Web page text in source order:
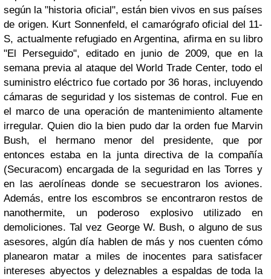
según la "historia oficial", están bien vivos en sus países
de origen. Kurt Sonnenfeld, el camarógrafo oficial del 11-
S, actualmente refugiado en Argentina, afirma en su libro
"El Perseguido", editado en junio de 2009, que en la
semana previa al ataque del World Trade Center, todo el
suministro eléctrico fue cortado por 36 horas, incluyendo
cámaras de seguridad y los sistemas de control. Fue en
el marco de una operación de mantenimiento altamente
irregular. Quien dio la bien pudo dar la orden fue Marvin
Bush, el hermano menor del presidente, que por
entonces estaba en la junta directiva de la compañía
(Securacom) encargada de la seguridad en las Torres y
en las aerolíneas donde se secuestraron los aviones.
Además, entre los escombros se encontraron restos de
nanothermite, un poderoso explosivo utilizado en
demoliciones. Tal vez George W. Bush, o alguno de sus
asesores, algún día hablen de más y nos cuenten cómo
planearon matar a miles de inocentes para satisfacer
intereses abyectos y deleznables a espaldas de toda la